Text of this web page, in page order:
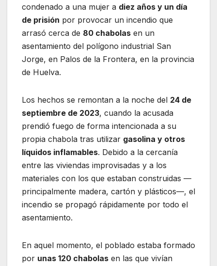
condenado a una mujer a diez años y un día
de prisión por provocar un incendio que
arrasó cerca de 80 chabolas en un
asentamiento del polígono industrial San
Jorge, en Palos de la Frontera, en la provincia
de Huelva.
Los hechos se remontan a la noche del 24 de
septiembre de 2023, cuando la acusada
prendió fuego de forma intencionada a su
propia chabola tras utilizar gasolina y otros
líquidos inflamables. Debido a la cercanía
entre las viviendas improvisadas y a los
materiales con los que estaban construidas —
principalmente madera, cartón y plásticos—, el
incendio se propagó rápidamente por todo el
asentamiento.
En aquel momento, el poblado estaba formado
por unas 120 chabolas en las que vivían